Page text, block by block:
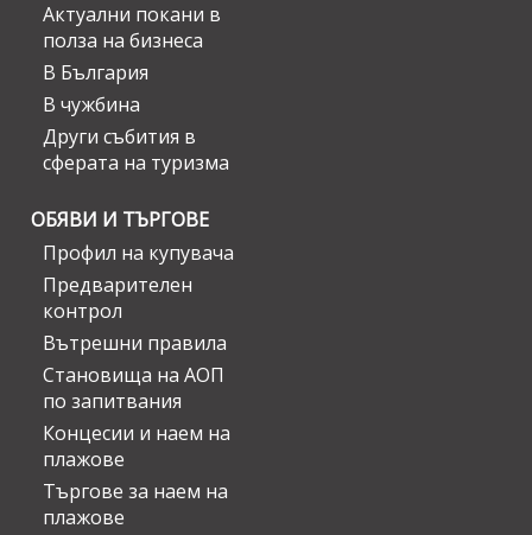
Актуални покани в
полза на бизнеса
В България
В чужбина
Други събития в
сферата на туризма
ОБЯВИ И ТЪРГОВЕ
Профил на купувача
Предварителен
контрол
Вътрешни правила
Становища на АОП
по запитвания
Концесии и наем на
плажове
Търгове за наем на
плажове